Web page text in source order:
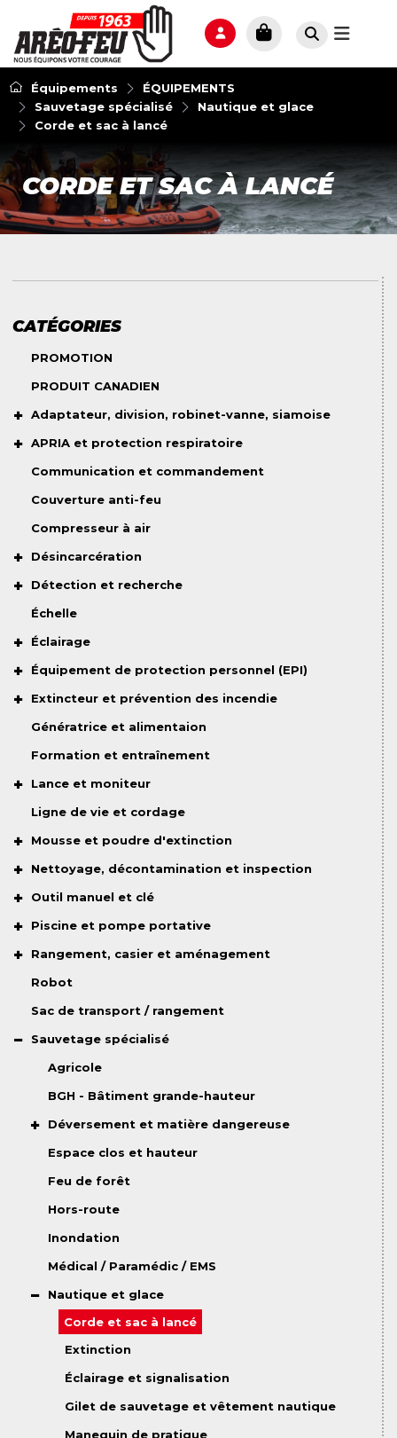
Équipements
ÉQUIPEMENTS
Sauvetage spécialisé
Nautique et glace
Corde et sac à lancé
CORDE ET SAC À LANCÉ
CATÉGORIES
PROMOTION
PRODUIT CANADIEN
Adaptateur, division, robinet-vanne, siamoise
APRIA et protection respiratoire
Communication et commandement
Couverture anti-feu
Compresseur à air
Désincarcération
Détection et recherche
Échelle
Éclairage
Équipement de protection personnel (EPI)
Extincteur et prévention des incendie
Génératrice et alimentaion
Formation et entraînement
Lance et moniteur
Ligne de vie et cordage
Mousse et poudre d'extinction
Nettoyage, décontamination et inspection
Outil manuel et clé
Piscine et pompe portative
Rangement, casier et aménagement
Robot
Sac de transport / rangement
Sauvetage spécialisé
Agricole
BGH - Bâtiment grande-hauteur
Déversement et matière dangereuse
Espace clos et hauteur
Feu de forêt
Hors-route
Inondation
Médical / Paramédic / EMS
Nautique et glace
Corde et sac à lancé
Extinction
Éclairage et signalisation
Gilet de sauvetage et vêtement nautique
Manequin de pratique